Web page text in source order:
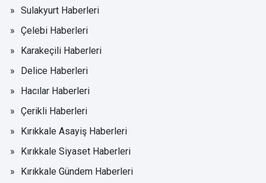
Sulakyurt Haberleri
Çelebi Haberleri
Karakeçili Haberleri
Delice Haberleri
Hacılar Haberleri
Çerikli Haberleri
Kırıkkale Asayiş Haberleri
Kırıkkale Siyaset Haberleri
Kırıkkale Gündem Haberleri